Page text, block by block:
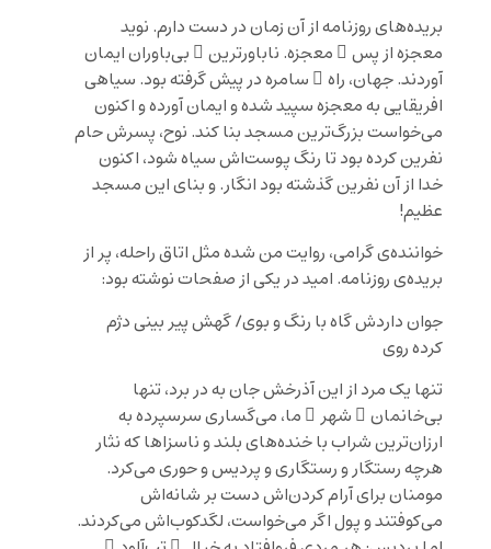
بریده‌های روزنامه از آن زمان در دست دارم. نوید
معجزه از پس ِ معجزه. ناباورترین ِ بی‌باوران ایمان
آوردند. جهان، راه ِ سامره در پیش گرفته بود. سیاهی
افریقایی به معجزه سپید شده و ایمان آورده و اکنون
می‌خواست بزرگ‌ترین مسجد بنا کند. نوح، پسرش حام
نفرین کرده بود تا رنگ پوست‌اش سیاه شود، اکنون
خدا از آن نفرین گذشته بود انگار. و بنای این مسجد
عظیم!
خواننده‌ی گرامی، روایت من شده مثل اتاق راحله، پر از
بریده‌ی روزنامه. امید در یکی از صفحات نوشته بود:
جوان داردش گاه با رنگ و بوی/ گهش پیر بینی دژم
کرده روی
تنها یک مرد از این آذرخش جان به در برد، تنها
بی‌خانمان ِ شهر ِ ما، می‌گساری سرسپرده به
ارزان‌ترین شراب با خنده‌های بلند و ناسزاها که نثار
هرچه رستگار و رستگاری و پردیس و حوری می‌کرد.
مومنان برای آرام کردن‌اش دست بر شانه‌اش
می‌کوفتند و پول اگر می‌خواست، لگدکوب‌اش می‌کردند.